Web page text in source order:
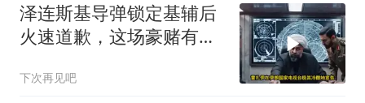
泽连斯基导弹锁定基辅后
火速道歉，这场豪赌有多
下次再见吧